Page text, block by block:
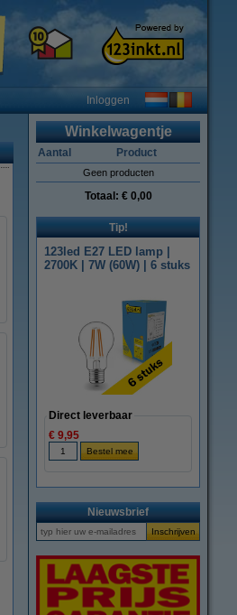
Inloggen
Winkelwagentje
Aantal Product
Geen producten
Totaal: € 0,00
Tip!
123led E27 LED lamp |
2700K | 7W (60W) | 6 stuks
Direct leverbaar
€ 9,95
Nieuwsbrief